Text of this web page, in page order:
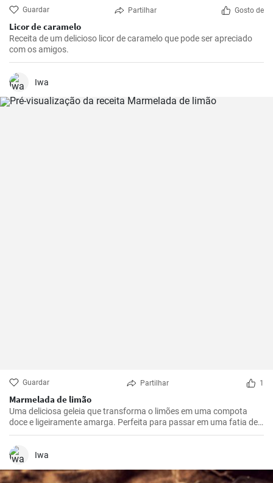
Guardar Partilhar Gosto de
Licor de caramelo
Receita de um delicioso licor de caramelo que pode ser apreciado
com os amigos.
Iwa
Guardar Partilhar 1
Marmelada de limão
Uma deliciosa geleia que transforma o limões em uma compota
doce e ligeiramente amarga. Perfeita para passar em uma fatia de
pão torrado ou usar como recheio para sobremesas.
Iwa